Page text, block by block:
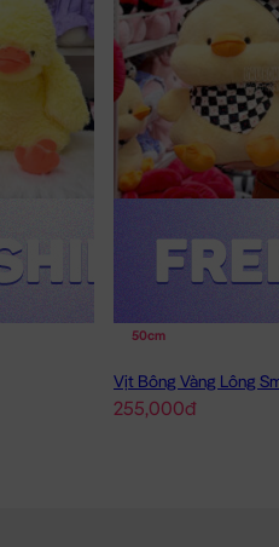
50cm
255,000đ